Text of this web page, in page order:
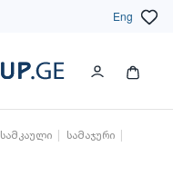
Eng
სამკაული
სამაჯური